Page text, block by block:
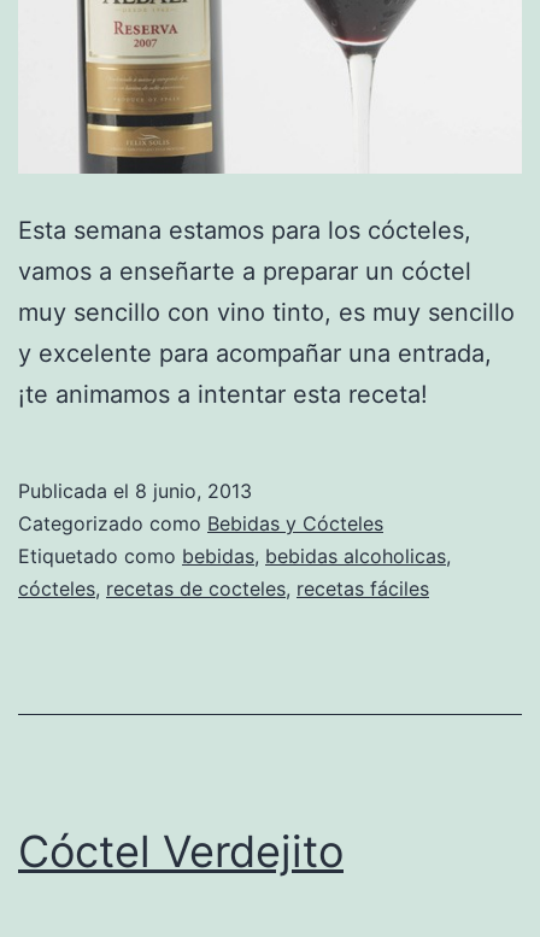
Esta semana estamos para los cócteles,
vamos a enseñarte a preparar un cóctel
muy sencillo con vino tinto, es muy sencillo
y excelente para acompañar una entrada,
¡te animamos a intentar esta receta!
Publicada el 8 junio, 2013
Categorizado como Bebidas y Cócteles
Etiquetado como bebidas, bebidas alcoholicas,
cócteles, recetas de cocteles, recetas fáciles
Cóctel Verdejito